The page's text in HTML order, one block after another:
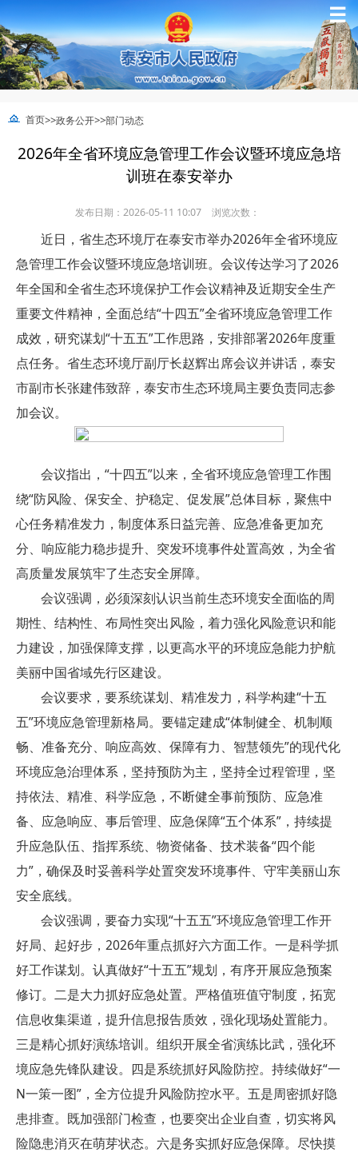
☰
首页>>政务公开>>部门动态
2026年全省环境应急管理工作会议暨环境应急培
训班在泰安举办
发布日期：2026-05-11 10:07 浏览次数：
近日，省生态环境厅在泰安市举办2026年全省环境应
急管理工作会议暨环境应急培训班。会议传达学习了2026
年全国和全省生态环境保护工作会议精神及近期安全生产
重要文件精神，全面总结“十四五”全省环境应急管理工作
成效，研究谋划“十五五”工作思路，安排部署2026年度重
点任务。省生态环境厅副厅长赵辉出席会议并讲话，泰安
市副市长张建伟致辞，泰安市生态环境局主要负责同志参
加会议。
会议指出，“十四五”以来，全省环境应急管理工作围
绕“防风险、保安全、护稳定、促发展”总体目标，聚焦中
心任务精准发力，制度体系日益完善、应急准备更加充
分、响应能力稳步提升、突发环境事件处置高效，为全省
高质量发展筑牢了生态安全屏障。
会议强调，必须深刻认识当前生态环境安全面临的周
期性、结构性、布局性突出风险，着力强化风险意识和能
力建设，加强保障支撑，以更高水平的环境应急能力护航
美丽中国省域先行区建设。
会议要求，要系统谋划、精准发力，科学构建“十五
五”环境应急管理新格局。要锚定建成“体制健全、机制顺
畅、准备充分、响应高效、保障有力、智慧领先”的现代化
环境应急治理体系，坚持预防为主，坚持全过程管理，坚
持依法、精准、科学应急，不断健全事前预防、应急准
备、应急响应、事后管理、应急保障“五个体系”，持续提
升应急队伍、指挥系统、物资储备、技术装备“四个能
力”，确保及时妥善科学处置突发环境事件、守牢美丽山东
安全底线。
会议强调，要奋力实现“十五五”环境应急管理工作开
好局、起好步，2026年重点抓好六方面工作。一是科学抓
好工作谋划。认真做好“十五五”规划，有序开展应急预案
修订。二是大力抓好应急处置。严格值班值守制度，拓宽
信息收集渠道，提升信息报告质效，强化现场处置能力。
三是精心抓好演练培训。组织开展全省演练比武，强化环
境应急先锋队建设。四是系统抓好风险防控。持续做好“一
N一策一图”，全方位提升风险防控水平。五是周密抓好隐
患排查。既加强部门检查，也要突出企业自查，切实将风
险隐患消灭在萌芽状态。六是务实抓好应急保障。尽快摸